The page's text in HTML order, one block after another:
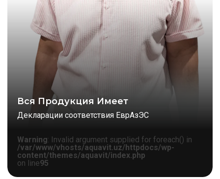
Вся Продукция Имеет
Декларации соответствия ЕврАзЭС
Warning: Invalid argument supplied for foreach() in
/var/www/vhosts/aquavit.uz/httpdocs/wp-
content/themes/aquavit/index.php
on line95